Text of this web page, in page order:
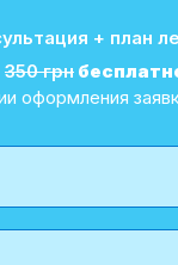
+ план
350 грн
оформления